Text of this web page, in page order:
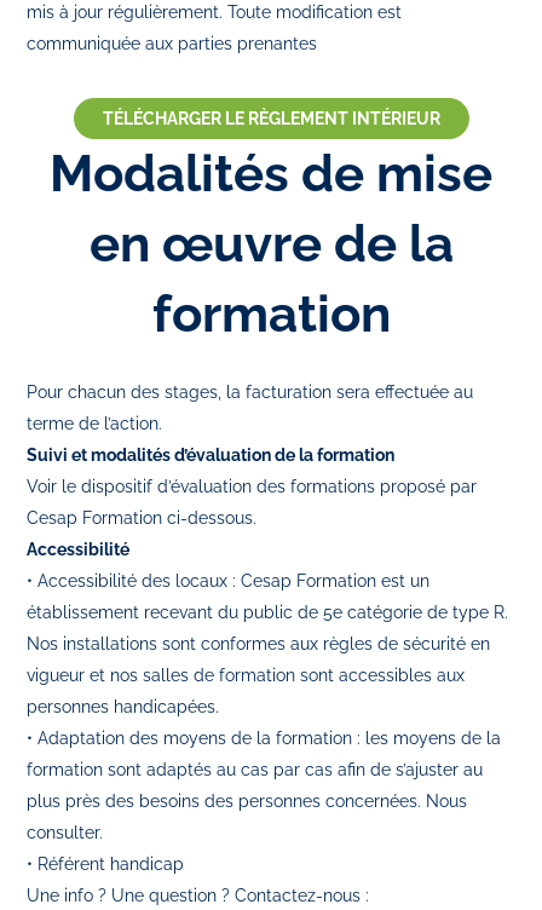
mis à jour régulièrement. Toute modification est
communiquée aux parties prenantes
TÉLÉCHARGER LE RÈGLEMENT INTÉRIEUR
Modalités de mise
en œuvre de la
formation
Pour chacun des stages, la facturation sera effectuée au
terme de l’action.
Suivi et modalités d’évaluation de la formation
Voir le dispositif d’évaluation des formations proposé par
Cesap Formation ci-dessous.
Accessibilité
• Accessibilité des locaux : Cesap Formation est un
établissement recevant du public de 5e catégorie de type R.
Nos installations sont conformes aux règles de sécurité en
vigueur et nos salles de formation sont accessibles aux
personnes handicapées.
• Adaptation des moyens de la formation : les moyens de la
formation sont adaptés au cas par cas afin de s’ajuster au
plus près des besoins des personnes concernées. Nous
consulter.
• Référent handicap
Une info ? Une question ? Contactez-nous :